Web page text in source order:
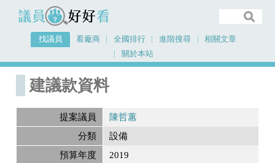
議員好好看
找議員 看廠商 全國排行 進階搜尋
相關文章
關於本站
首頁
建議款資料
提案議員
陳哲蕙
分類
設備
預算年度
2019